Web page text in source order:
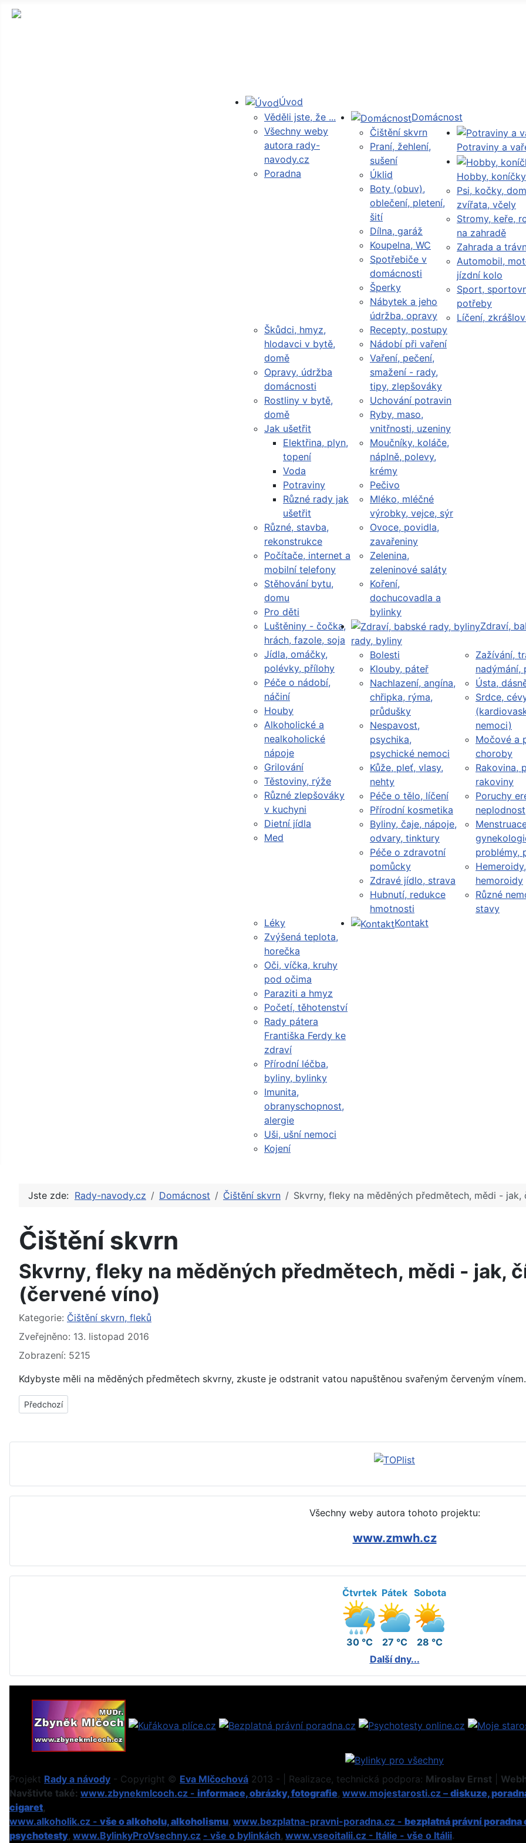
Úvod
Věděli jste, že ...
Všechny weby
autora rady-
navody.cz
Poradna
Domácnost
Čištění skvrn
Praní, žehlení,
sušení
Úklid
Boty (obuv),
oblečení, pletení,
šití
Dílna, garáž
Koupelna, WC
Spotřebiče v
domácnosti
Šperky
Nábytek a jeho
údržba, opravy
Škůdci, hmyz,
hlodavci v bytě,
domě
Opravy, údržba
domácnosti
Rostliny v bytě,
domě
Jak ušetřit
Elektřina, plyn,
topení
Voda
Potraviny
Různé rady jak
ušetřit
Různé, stavba,
rekonstrukce
Počítače, internet a
mobilní telefony
Stěhování bytu,
domu
Pro děti
Potraviny a
Recepty, postupy
Nádobí při vaření
Vaření, pečení,
smažení - rady,
tipy, zlepšováky
Uchování potravin
Ryby, maso,
vnitřnosti, uzeniny
Moučníky, koláče,
náplně, polevy,
krémy
Pečivo
Mléko, mléčné
výrobky, vejce, sýr
Ovoce, povidla,
zavařeniny
Zelenina,
zeleninové saláty
Koření,
dochucovadla a
bylinky
Luštěniny - čočka,
hrách, fazole, soja
Jídla, omáčky,
polévky, přílohy
Péče o nádobí,
náčiní
Houby
Alkoholické a
nealkoholické
nápoje
Grilování
Těstoviny, rýže
Různé zlepšováky
v kuchyni
Dietní jídla
Med
Hobby, koníčky
Psi, kočky,
zvířata, včely
Stromy, keře,
na zahradě
Zahrada a
Automobil,
jízdní kolo
Sport,
potřeby
Líčení,
Zdraví,
rady, byliny
Bolesti
Klouby, páteř
Nachlazení, angína,
chřipka, rýma,
průdušky
Nespavost,
psychika,
psychické nemoci
Kůže, pleť, vlasy,
nehty
Péče o tělo, líčení
Přírodní kosmetika
Byliny, čaje, nápoje,
odvary, tinktury
Péče o zdravotní
pomůcky
Zdravé jídlo, strava
Hubnutí, redukce
hmotnosti
Zažívání,
nadýmání,
Ústa,
Srdce,
nemoci)
Močové a
choroby
Rakovina,
rakoviny
Poruchy
neplodnost
problémy,
Hemeroidy,
hemoroidy
Různé
stavy
Léky
Zvýšená teplota,
horečka
Oči, víčka, kruhy
pod očima
Paraziti a hmyz
Početí, těhotenství
Rady pátera
Františka Ferdy ke
zdraví
Přírodní léčba,
byliny, bylinky
Imunita,
obranyschopnost,
alergie
Uši, ušní nemoci
Kojení
Kontakt
Jste zde: Rady-navody.cz Domácnost Čištění skvrn Skvrny, fleky na měděných předmětech, mědi -
Čištění skvrn
Skvrny, fleky na měděných předmětech, mědi - jak,
(červené víno)
Základní údaje
Kategorie: Čištění skvrn, fleků
Zveřejněno: 13. listopad 2016
Zobrazení: 5215
Kdybyste měli na měděných předmětech skvrny, zkuste je odstranit vatou napuštěnou svařeným červeným vínem.
Předchozí článek: Rez na niklu, předmětech z niklu - jak, čím vyčistit, odstranit (čpavek)
Předchozí
Všechny weby autora tohoto projektu:
www.zmwh.cz
Čtvrtek
30 °C
Pátek
27 °C
Sobota
28 °C
Další dny...
Projekt Rady a návody - Copyright © Eva Mlčochová 2013 - | Realizace, technická podpora: Miroslav Ernst
Navštivte také: www.zbynekmlcoch.cz - informace, obrázky, fotografie, www.mojestarosti.cz – diskuze,
cigaret,
www.alkoholik.cz - vše o alkoholu, alkoholismu, www.bezplatna-pravni-poradna.cz - bezplatná právní poradna
psychotesty, www.BylinkyProVsechny.cz - vše o bylinkách, www.vseoitalii.cz - Itálie - vše o Itálii.